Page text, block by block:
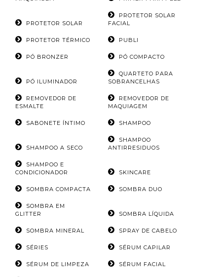
PROTETOR SOLAR
PROTETOR SOLAR
FACIAL
PROTETOR TÉRMICO PUBLI
PÓ BRONZER PÓ COMPACTO
PÓ ILUMINADOR
QUARTETO PARA
SOBRANCELHAS
REMOVEDOR DE
ESMALTE
REMOVEDOR DE
MAQUIAGEM
SABONETE ÍNTIMO SHAMPOO
SHAMPOO A SECO
SHAMPOO
ANTIRRESIDUOS
SHAMPOO E
CONDICIONADOR
SKINCARE
SOMBRA COMPACTA SOMBRA DUO
SOMBRA EM
GLITTER
SOMBRA LÍQUIDA
SOMBRA MINERAL SPRAY DE CABELO
SÉRIES SÉRUM CAPILAR
SÉRUM DE LIMPEZA SÉRUM FACIAL